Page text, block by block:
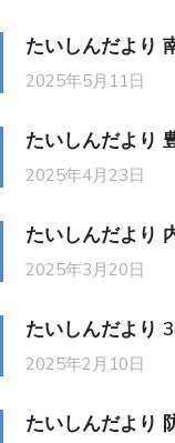
たいしんだより
2025年5月11日
たいしんだより
2025年4月23日
たいしんだより
2025年3月20日
たいしんだより
2025年2月10日
たいしんだより